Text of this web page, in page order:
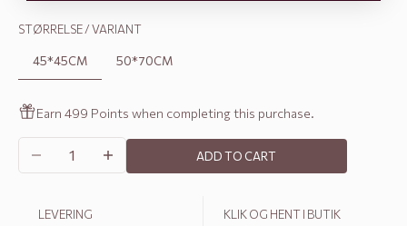
STØRRELSE / VARIANT
45*45CM 50*70CM
Earn 499 Points when completing this purchase.
Decrease quantityIncrease quantityADD TO CART
LEVERING
KLIK OG HENT I BUTIK